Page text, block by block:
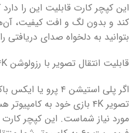
این کپچر کارت قابلیت این را
کند و بدون لگ و افت کیفیت،
بتوانید به دلخواه صدای
قابلیت انتقال تصویر با رزولوشن ۴K
اگر پلی استیشن ۴